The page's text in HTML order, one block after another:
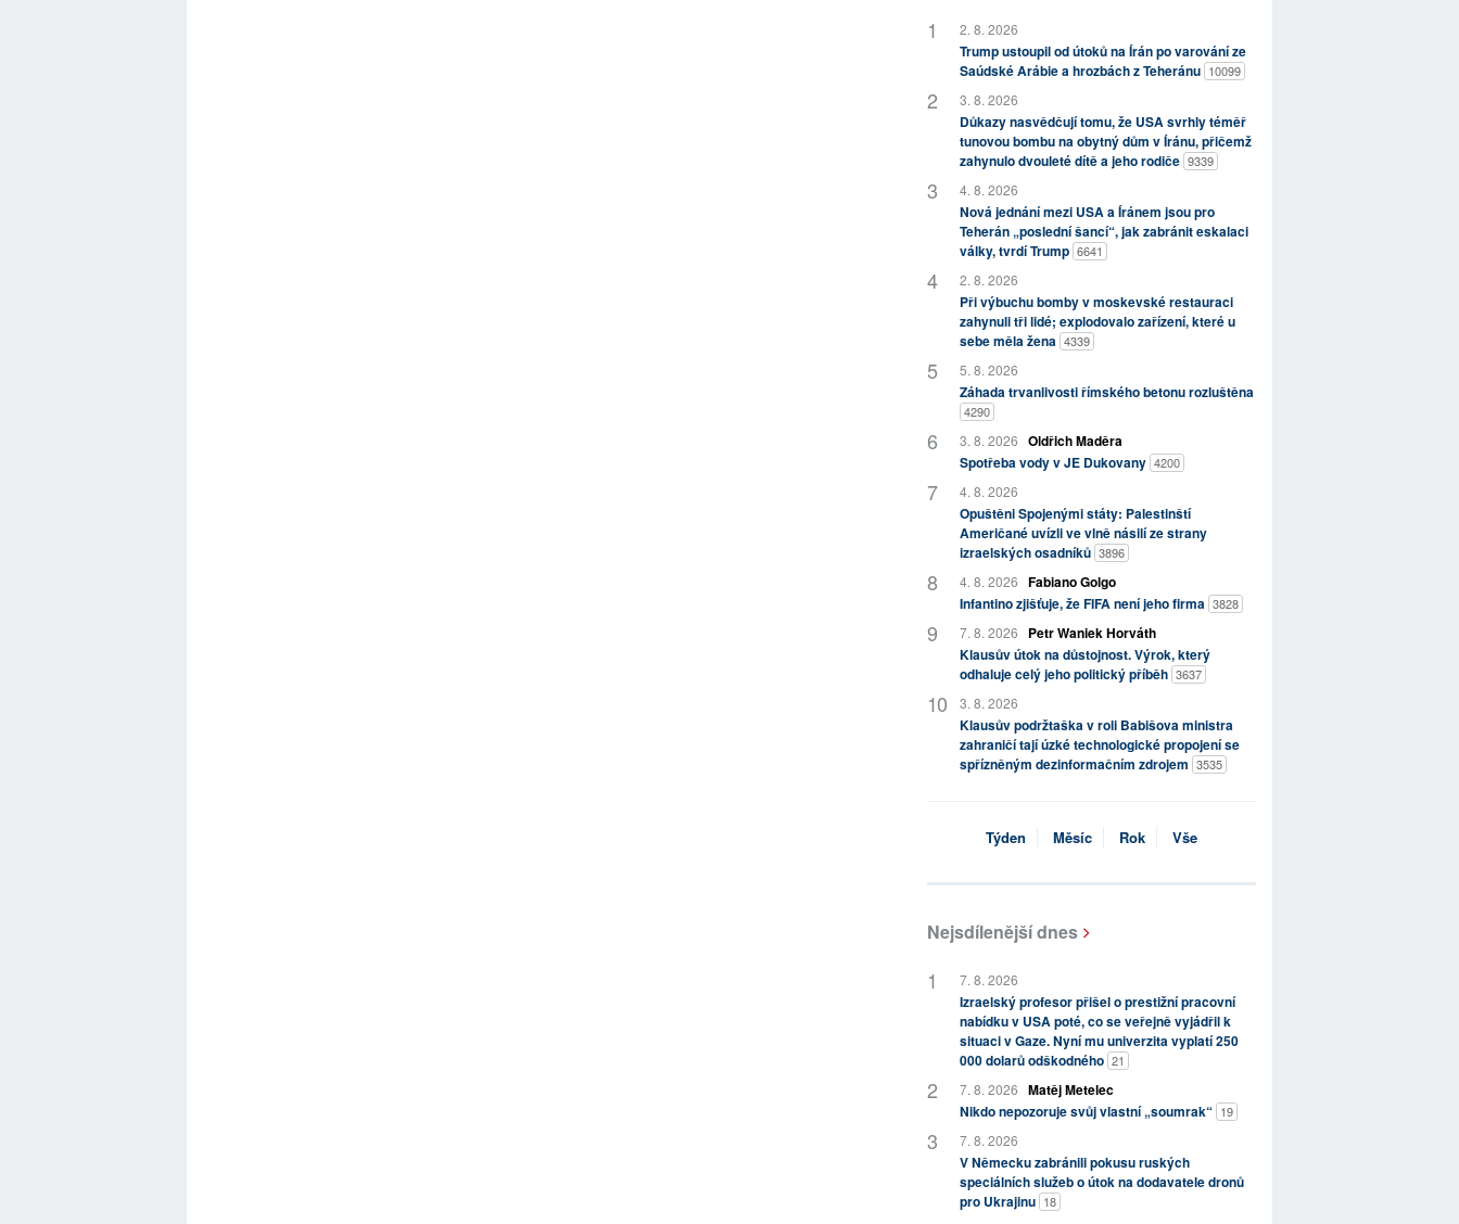
2. 8. 2026
Trump ustoupil od útoků na Írán po varování ze
Saúdské Arábie a hrozbách z Teheránu 10099
3. 8. 2026
Důkazy nasvědčují tomu, že USA svrhly téměř
tunovou bombu na obytný dům v Íránu, přičemž
zahynulo dvouleté dítě a jeho rodiče 9339
4. 8. 2026
Nová jednání mezi USA a Íránem jsou pro
Teherán „poslední šancí“, jak zabránit eskalaci
války, tvrdí Trump 6641
2. 8. 2026
Při výbuchu bomby v moskevské restauraci
zahynuli tři lidé; explodovalo zařízení, které u
sebe měla žena 4339
5. 8. 2026
Záhada trvanlivosti římského betonu rozluštěna
4290
3. 8. 2026 Oldřich Maděra
Spotřeba vody v JE Dukovany 4200
4. 8. 2026
Opuštěni Spojenými státy: Palestinští
Američané uvízli ve vlně násilí ze strany
izraelských osadníků 3896
4. 8. 2026 Fabiano Golgo
Infantino zjišťuje, že FIFA není jeho firma 3828
7. 8. 2026
Petr Waniek Horváth
Klausův útok na důstojnost. Výrok, který
odhaluje celý jeho politický příběh 3637
3. 8. 2026
Klausův podržtaška v roli Babišova ministra
zahraničí tají úzké technologické propojení se
spřízněným dezinformačním zdrojem 3535
Týden Měsíc Rok Vše
Nejsdílenější dnes
7. 8. 2026
Izraelský profesor přišel o prestižní pracovní
nabídku v USA poté, co se veřejně vyjádřil k
situaci v Gaze. Nyní mu univerzita vyplatí 250
000 dolarů odškodného 21
7. 8. 2026 Matěj Metelec
Nikdo nepozoruje svůj vlastní „soumrak“ 19
7. 8. 2026
V Německu zabránili pokusu ruských
speciálních služeb o útok na dodavatele dronů
pro Ukrajinu 18